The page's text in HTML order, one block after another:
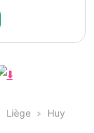
Liège Huy